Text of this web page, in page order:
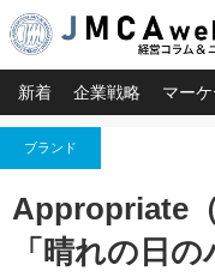
新着 企業戦略 マー
ブランド
Appropriate
「晴れの日